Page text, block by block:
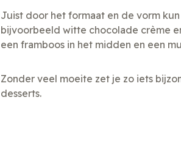
Juist door het formaat en de vorm
bijvoorbeeld witte chocolade crème
een framboos in het midden en een
Zonder veel moeite zet je zo iets
desserts.